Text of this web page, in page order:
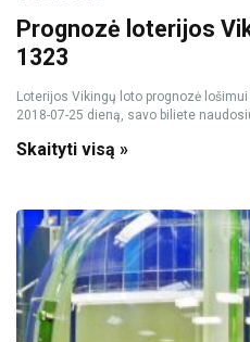
Prognozė loterijos
1323
Loterijos Vikingų loto prognozė
2018-07-25 dieną, savo biliete
Skaityti visą »